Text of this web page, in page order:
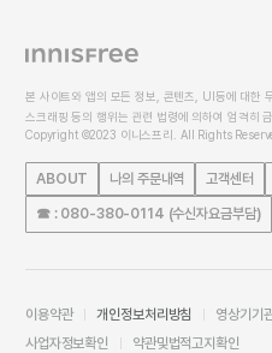
본 사이트와 앱의 모든 정보, 콘텐츠, UI등에 대한
스크래핑 등의 행위는 관련 법령에 의하여 엄격히
Copyright ©2023 이니스프리. All Rights
ABOUT 나의 주문내역 고객센터
☎ : 080-380-0114 (수신자요금부담)
이용약관 개인정보처리방침 영상기기
사업자정보확인
약관및법적고지확인